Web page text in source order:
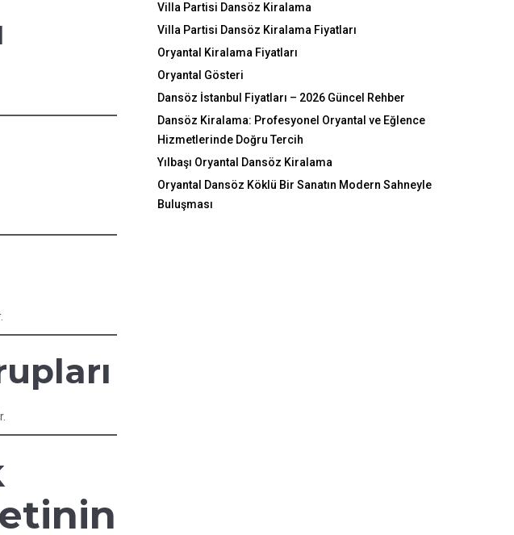
Villa Partisi Dansöz Kiralama
Villa Partisi Dansöz Kiralama Fiyatları
Oryantal Kiralama Fiyatları
Oryantal Gösteri
Dansöz İstanbul Fiyatları – 2026 Güncel Rehber
Dansöz Kiralama: Profesyonel Oryantal ve Eğlence
Hizmetlerinde Doğru Tercih
Yılbaşı Oryantal Dansöz Kiralama
Oryantal Dansöz Köklü Bir Sanatın Modern Sahneyle
Buluşması